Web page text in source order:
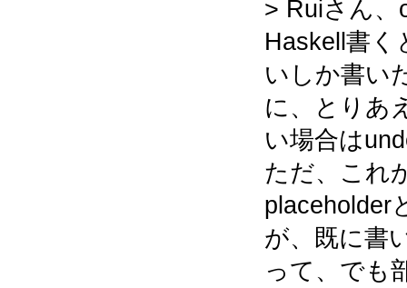
> Ruiさん
Haskell書く
いしか書い
に、とりあ
い場合は
ただ、これ
placeholder
が、既に書
って、でも